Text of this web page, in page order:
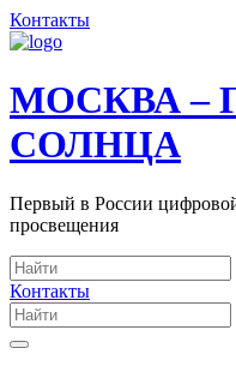
Контакты
МОСКВА –
СОЛНЦА
Первый в России
просвещения
Контакты